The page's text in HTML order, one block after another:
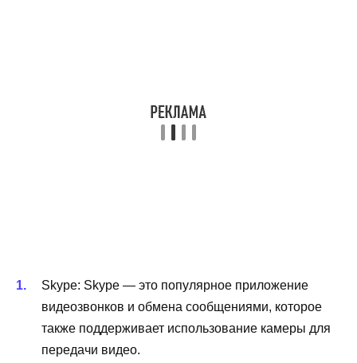
Skype: Skype — это популярное приложение
видеозвонков и обмена сообщениями, которое
также поддерживает использование камеры для
передачи видео.